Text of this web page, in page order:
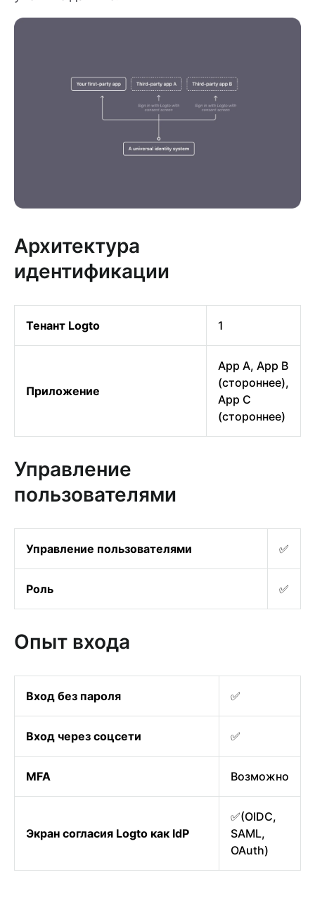
Архитектура
идентификации
Тенант Logto 1
Приложение
App A, App B
(стороннее),
App C
(стороннее)
Управление
пользователями
Управление пользователями ✅
Роль ✅
Опыт входа
Вход без пароля ✅
Вход через соцсети ✅
MFA Возможно
Экран согласия Logto как IdP
✅(OIDC,
SAML,
OAuth)